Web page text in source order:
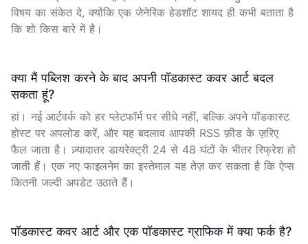
विषय का संकेत दे, क्योंकि एक जेनेरिक हेडशॉट शायद ही कभी बताता है
कि शो किस बारे में है।
क्या मैं पब्लिश करने के बाद अपनी पॉडकास्ट कवर आर्ट बदल
सकता हूं?
हां। नई आर्टवर्क को हर प्लेटफॉर्म पर सीधे नहीं, बल्कि अपने पॉडकास्ट
होस्ट पर अपलोड करें, और यह बदलाव आपकी RSS फ़ीड के ज़रिए
फैल जाता है। ज़्यादातर डायरेक्ट्री 24 से 48 घंटों के भीतर रिफ्रेश हो
जाती हैं। एक नए फाइलनेम का इस्तेमाल यह तेज़ कर सकता है कि ऐप्स
कितनी जल्दी अपडेट उठाते हैं।
पॉडकास्ट कवर आर्ट और एक पॉडकास्ट ग्राफिक में क्या फर्क है?